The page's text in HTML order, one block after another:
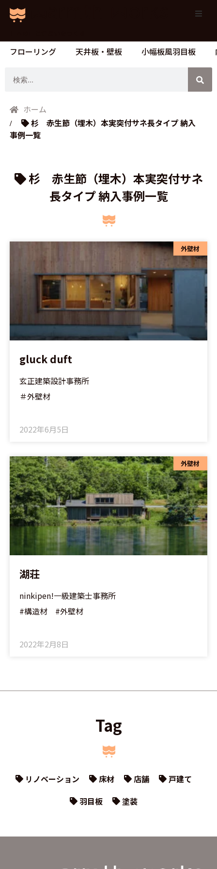
フローリング 天井板・壁板 小幅板風羽目板
ホーム
杉 赤生節（埋木）本実突付サネ長タイプ 納入
事例一覧
杉 赤生節（埋木）本実突付サネ
長タイプ 納入事例一覧
外壁材
gluck duft
玄正建築設計事務所
＃外壁材
2022年6月5日
外壁材
湖荘
ninkipen!一級建築士事務所
#構造材 #外壁材
2022年2月8日
Tag
リノベーション 床材 店舗
戸建て
羽目板
塗装